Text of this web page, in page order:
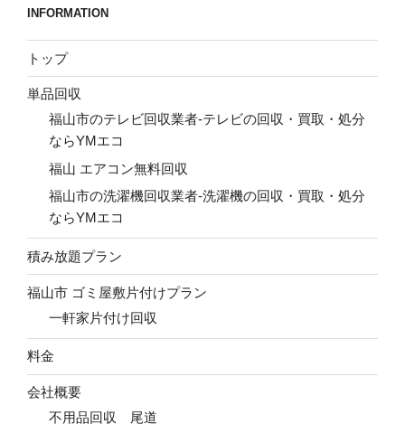
INFORMATION
トップ
単品回収
福山市のテレビ回収業者-テレビの回収・買取・処分
ならYMエコ
福山 エアコン無料回収
福山市の洗濯機回収業者-洗濯機の回収・買取・処分
ならYMエコ
積み放題プラン
福山市 ゴミ屋敷片付けプラン
一軒家片付け回収
料金
会社概要
不用品回収 尾道